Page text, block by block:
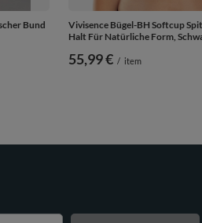
Bund
Vivisence Bügel-BH Softcup
Halt Für Natürliche Form,
55,99 € / item